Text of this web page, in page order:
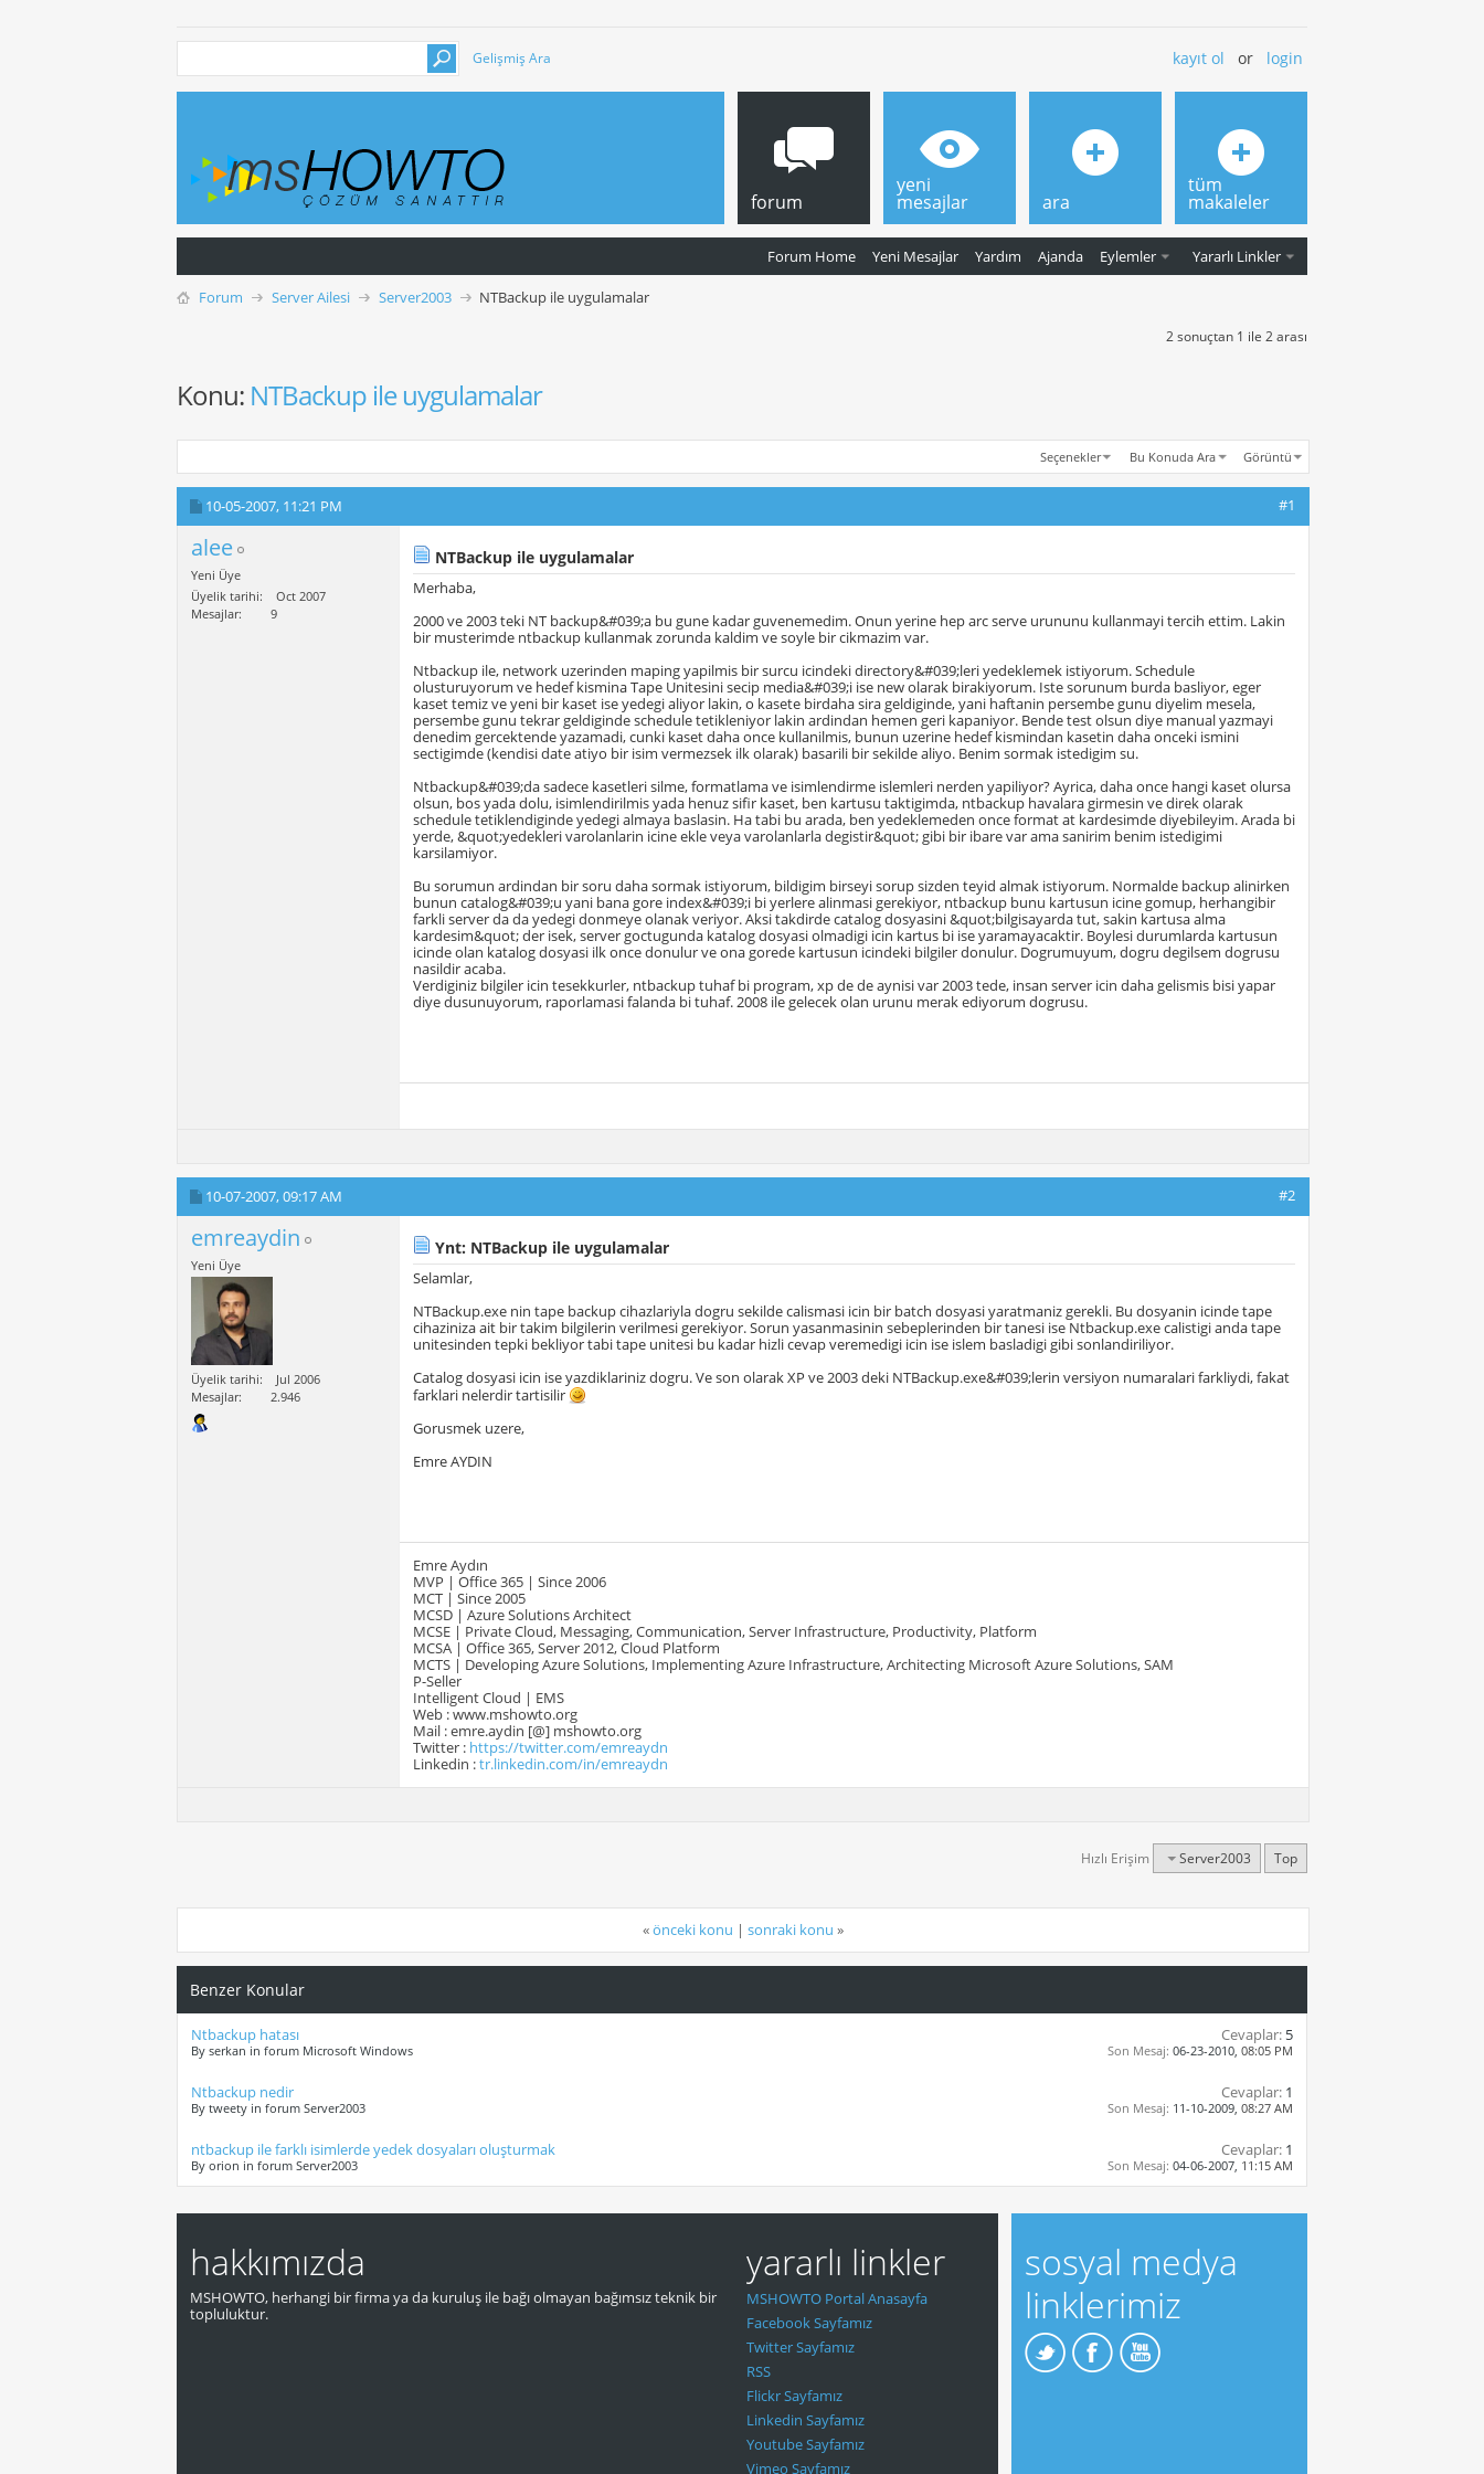
Gelişmiş Ara kayıt ol or login
forum
Forum Home Yeni Mesajlar Yardım Ajanda Eylemler Yararlı Linkler
yeni
mesajlar ara
tüm
makaleler
Forum Server Ailesi Server2003 NTBackup ile uygulamalar
2 sonuçtan 1 ile 2 arası
Konu: NTBackup ile uygulamalar
Seçenekler Bu Konuda Ara Görüntü
10-05-2007, 11:21 PM #1
alee
Yeni Üye
Üyelik tarihi
Oct 2007
Mesajlar
9
NTBackup ile uygulamalar
Merhaba,
2000 ve 2003 teki NT backup&#039;a bu gune kadar guvenemedim. Onun yerine hep arc serve urununu kullanmayi tercih ettim. Lakin
bir musterimde ntbackup kullanmak zorunda kaldim ve soyle bir cikmazim var.
Ntbackup ile, network uzerinden maping yapilmis bir surcu icindeki directory&#039;leri yedeklemek istiyorum. Schedule
olusturuyorum ve hedef kismina Tape Unitesini secip media&#039;i ise new olarak birakiyorum. Iste sorunum burda basliyor, eger
kaset temiz ve yeni bir kaset ise yedegi aliyor lakin, o kasete birdaha sira geldiginde, yani haftanin persembe gunu diyelim mesela,
persembe gunu tekrar geldiginde schedule tetikleniyor lakin ardindan hemen geri kapaniyor. Bende test olsun diye manual yazmayi
denedim gercektende yazamadi, cunki kaset daha once kullanilmis, bunun uzerine hedef kismindan kasetin daha onceki ismini
sectigimde (kendisi date atiyo bir isim vermezsek ilk olarak) basarili bir sekilde aliyo. Benim sormak istedigim su.
Ntbackup&#039;da sadece kasetleri silme, formatlama ve isimlendirme islemleri nerden yapiliyor? Ayrica, daha once hangi kaset olursa
olsun, bos yada dolu, isimlendirilmis yada henuz sifir kaset, ben kartusu taktigimda, ntbackup havalara girmesin ve direk olarak
schedule tetiklendiginde yedegi almaya baslasin. Ha tabi bu arada, ben yedeklemeden once format at kardesimde diyebileyim. Arada bi
yerde, &quot;yedekleri varolanlarin icine ekle veya varolanlarla degistir&quot; gibi bir ibare var ama sanirim benim istedigimi
karsilamiyor.
Bu sorumun ardindan bir soru daha sormak istiyorum, bildigim birseyi sorup sizden teyid almak istiyorum. Normalde backup alinirken
bunun catalog&#039;u yani bana gore index&#039;i bi yerlere alinmasi gerekiyor, ntbackup bunu kartusun icine gomup, herhangibir
farkli server da da yedegi donmeye olanak veriyor. Aksi takdirde catalog dosyasini &quot;bilgisayarda tut, sakin kartusa alma
kardesim&quot; der isek, server goctugunda katalog dosyasi olmadigi icin kartus bi ise yaramayacaktir. Boylesi durumlarda kartusun
icinde olan katalog dosyasi ilk once donulur ve ona gorede kartusun icindeki bilgiler donulur. Dogrumuyum, dogru degilsem dogrusu
nasildir acaba.
Verdiginiz bilgiler icin tesekkurler, ntbackup tuhaf bi program, xp de de aynisi var 2003 tede, insan server icin daha gelismis bisi yapar
diye dusunuyorum, raporlamasi falanda bi tuhaf. 2008 ile gelecek olan urunu merak ediyorum dogrusu.
10-07-2007,09:17 AM #2
emreaydin
Yeni Üye
Üyelik tarihi
Jul 2006
Mesajlar
2.946
Ynt: NTBackup ile uygulamalar
Selamlar,
NTBackup.exe nin tape backup cihazlariyla dogru sekilde calismasi icin bir batch dosyasi yaratmaniz gerekli. Bu dosyanin icinde tape
cihaziniza ait bir takim bilgilerin verilmesi gerekiyor. Sorun yasanmasinin sebeplerinden bir tanesi ise Ntbackup.exe calistigi anda tape
unitesinden tepki bekliyor tabi tape unitesi bu kadar hizli cevap veremedigi icin ise islem basladigi gibi sonlandiriliyor.
Catalog dosyasi icin ise yazdiklariniz dogru. Ve son olarak XP ve 2003 deki NTBackup.exe&#039;lerin versiyon numaralari farkliydi, fakat
farklari nelerdir tartisilir
Gorusmek uzere,
Emre AYDIN
Emre Aydın
MVP | Office 365 | Since 2006
MCT | Since 2005
MCSD | Azure Solutions Architect
MCSE | Private Cloud, Messaging, Communication, Server Infrastructure, Productivity, Platform
MCSA | Office 365, Server 2012, Cloud Platform
MCTS | Developing Azure Solutions, Implementing Azure Infrastructure, Architecting Microsoft Azure Solutions, SAM
P-Seller
Intelligent Cloud | EMS
Web : www.mshowto.org
Mail : emre.aydin [@] mshowto.org
Twitter : https://twitter.com/emreaydn
Linkedin :tr.linkedin.com/in/emreaydn
Hızlı Erişim Server2003 Top
«önceki konu | sonraki konu »
Benzer Konular
Ntbackup hatası
By serkan in forum Microsoft Windows
Cevaplar: 5
Son Mesaj: 06-23-2010, 08:05 PM
Ntbackup nedir
By tweety in forum Server2003
Cevaplar: 1
Son Mesaj: 11-10-2009, 08:27 AM
ntbackup ile farklı isimlerde yedek dosyaları oluşturmak
By orion in forum Server2003
Cevaplar: 1
Son Mesaj: 04-06-2007, 11:15 AM
hakkımızda
MSHOWTO, herhangi bir firma ya da kuruluş ile bağı olmayan bağımsız teknik bir
topluluktur.
yararlı linkler
MSHOWTO Portal Anasayfa
Facebook Sayfamız
Twitter Sayfamız
RSS
Flickr Sayfamız
Linkedin Sayfamız
Youtube Sayfamız
Vimeo Sayfamız
sosyal medya
linklerimiz